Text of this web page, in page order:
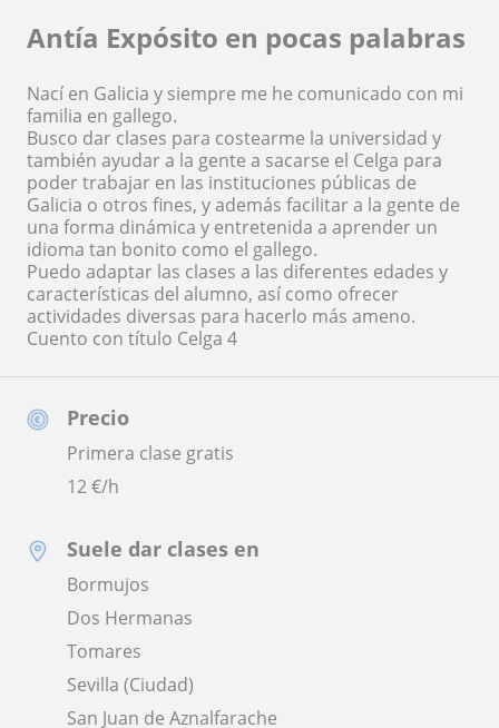
Precio
Primera clase gratis
12€/h
Suele dar clases en
Bormujos
Dos Hermanas
Tomares
Sevilla (Ciudad)
San Juan de Aznalfarache
Antía Expósito en pocas palabras
Nací en Galicia y siempre me he comunicado con mi
familia en gallego.
Busco dar clases para costearme la universidad y
también ayudar a la gente a sacarse el Celga para
poder trabajar en las instituciones públicas de
Galicia o otros fines, y además facilitar a la gente de
una forma dinámica y entretenida a aprender un
idioma tan bonito como el gallego.
Puedo adaptar las clases a las diferentes edades y
características del alumno, así como ofrecer
actividades diversas para hacerlo más ameno.
Cuento con título Celga 4